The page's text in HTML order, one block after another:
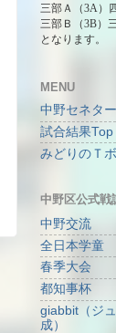
三部Ａ（3A）
三部Ｂ（3B）
となります。
MENU
中野セネタ
試合結果Top
みどりのＴ
中野区公式戦
中野交流
全日本学童
春季大会
都知事杯
giabbit（ジ
成）